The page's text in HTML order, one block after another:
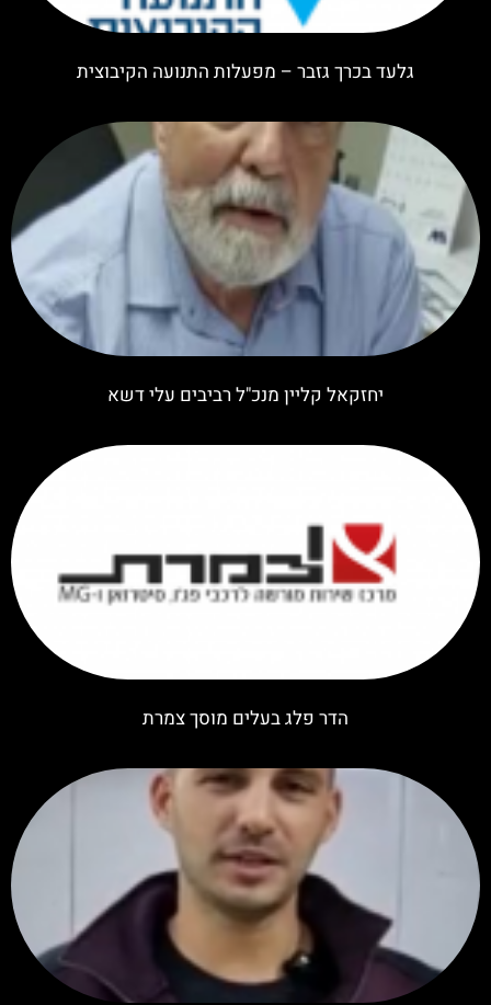
גלעד בכרך גזבר – מפעלות התנועה הקיבוצית
יחזקאל קליין מנכ"ל רביבים עלי דשא
הדר פלג בעלים מוסך צמרת